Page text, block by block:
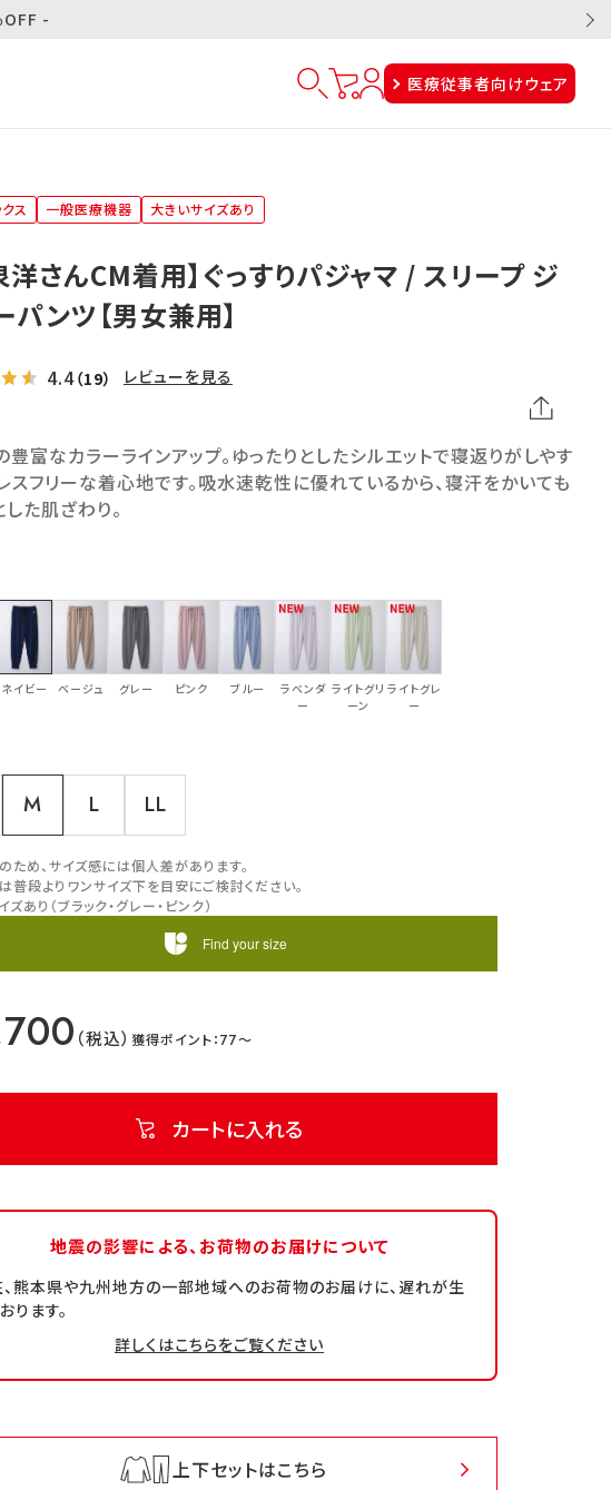
OFF -
医療従事者向けウェア
ス 一般医療機器 大きいサイズあり
洋さんCM着用】ぐっすりパジャマ / スリープ ジ
パンツ【男女兼用】
4.4（19） レビューを見る
豊富なカラーラインアップ。ゆったりとしたシルエットで寝返りがしやす
レスフリーな着心地です。吸水速乾性に優れているから、寝汗をかいても
した肌ざわり。
ネイビー ベージュ グレー ピンク ブルー
ラベンダ
ー
ライトグリ
ーン
ライトグレ
ー
M L LL
77
カートに入れる
ため、サイズ感には個人差があります。
普段よりワンサイズ下を目安にご検討ください。
あり（ブラック・グレー・ピンク）
Find your size
地震の影響による、 お荷物のお届けについて
熊本県や九州地方の一部地域へのお荷物のお届けに、遅れが生
ります。
詳しくはこちらをご覧ください
上下セットはこちら